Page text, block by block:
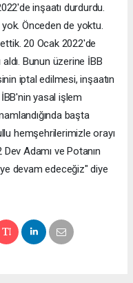
inşaatı durdurdu.
yok. Önceden de yoktu.
20 Ocak 2022'de
Bunun üzerine İBB
iptal edilmesi, inşaatın
yasal işlem
başta
hemşehrilerimizle orayı
Adamı ve Potanın
devam edeceğiz" diye